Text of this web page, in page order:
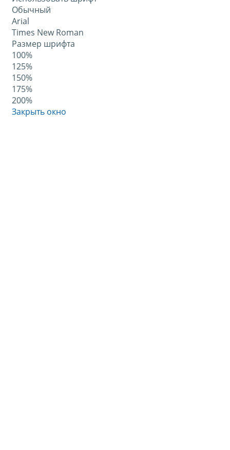
Обычный
Arial
Times New Roman
Размер шрифта
100%
125%
150%
175%
200%
Закрыть окно